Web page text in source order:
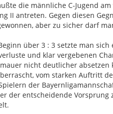
die männliche C-Jugend am
II antreten. Gegen diesen
aber zu sicher darf
über 3 : 3 setzte man sich
und klar vergebenen
nicht deutlicher absetzen
vom starken Auftritt
der
der entscheidende Vorsprung